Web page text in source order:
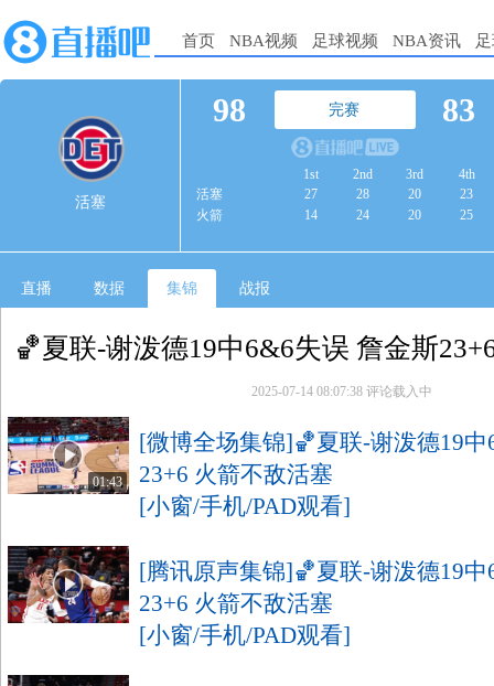
首页 NBA视频 足球视频 NBA资讯
活塞
98 完赛 83
1st 2nd 3rd
4th
活塞
27 28 20
23
火箭
14 24 20 25
直播 数据 集锦 战报
🏀夏联-谢泼德19中6&6失误 詹金斯
2025-07-14 08:07:38 评论载入中
01:43
[微博全场集锦]🏀夏联-谢泼德19
23+6 火箭不敌活塞
[小窗/手机/PAD观看]
[腾讯原声集锦]🏀夏联-谢泼德19
23+6 火箭不敌活塞
[小窗/手机/PAD观看]